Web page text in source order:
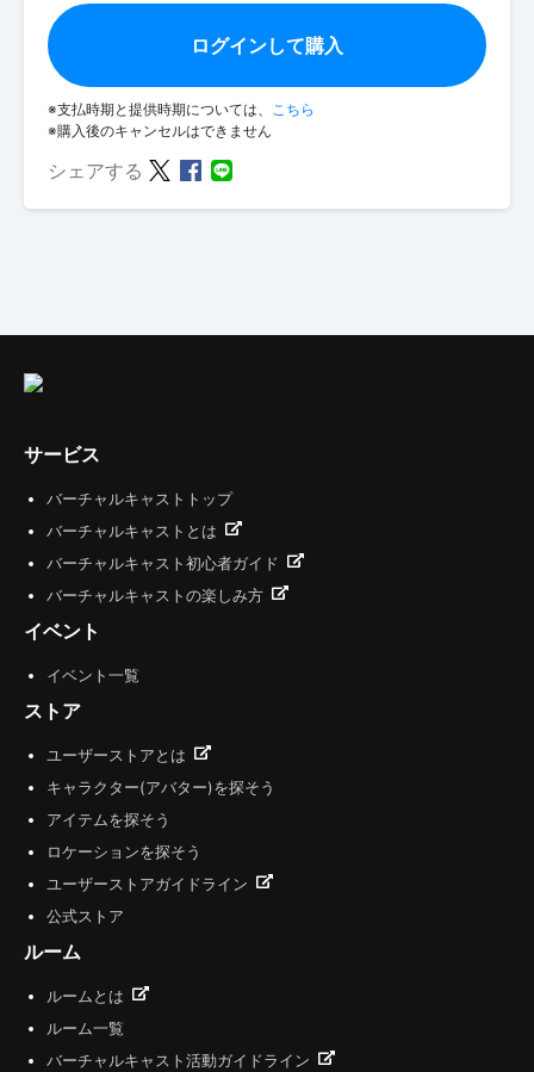
ログインして購入
※支払時期と提供時期については、
こちら
※購入後のキャンセルはできません
シェアする
サービス
バーチャルキャストトップ
バーチャルキャストとは
バーチャルキャスト初心者ガイド
バーチャルキャストの楽しみ方
イベント
イベント一覧
ストア
ユーザーストアとは
キャラクター(アバター)を探そう
アイテムを探そう
ロケーションを探そう
ユーザーストアガイドライン
公式ストア
ルーム
ルームとは
ルーム一覧
バーチャルキャスト活動ガイドライン